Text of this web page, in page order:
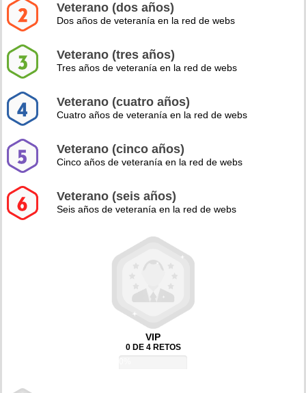
Veterano (dos años)
Dos años de veteranía en la red de webs
Veterano (tres años)
Tres años de veteranía en la red de webs
Veterano (cuatro años)
Cuatro años de veteranía en la red de webs
Veterano (cinco años)
Cinco años de veteranía en la red de webs
Veterano (seis años)
Seis años de veteranía en la red de webs
VIP
0 DE 4 RETOS